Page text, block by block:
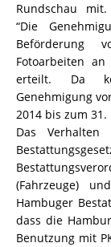
Rundschau
“Die
Beförderung
Fotoarbeiten
erteilt. Da
Genehmigung
2014 bis zum
Das
(Fahrzeuge)
Hambuger
dass die
Benutzung mit